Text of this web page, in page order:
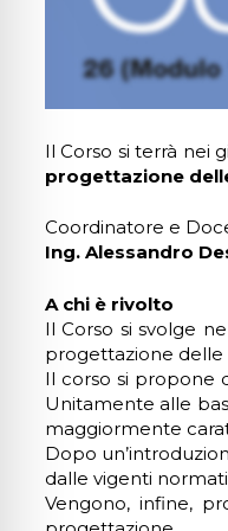
Il Corso si terrà nei
progettazione
Coordinatore e
Ing. Alessandro
A chi è rivolto
Il Corso si svolge
progettazione
Il corso si propone
Unitamente alle
maggiormente
Dopo
dalle vigenti
Vengono, infine,
sicuro per crisi
per cecità
sicura per epilessia